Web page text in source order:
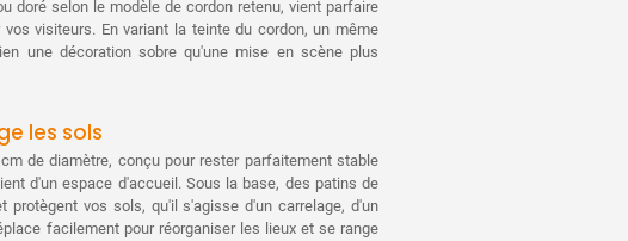
doré selon le modèle de cordon retenu, vient parfaire
visiteurs. En variant la teinte du cordon, un même
une décoration sobre qu'une mise en scène plus
les sols
de diamètre, conçu pour rester parfaitement stable
d'un espace d'accueil. Sous la base, des patins de
vos sols, qu'il s'agisse d'un carrelage, d'un
facilement pour réorganiser les lieux et se range